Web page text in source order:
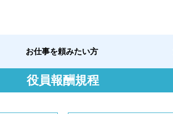
お仕事を頼みたい方
役員報酬規程